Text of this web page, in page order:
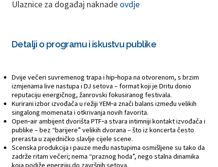
Ulaznice za događaj naknade ovdje
Detalji o programu i iskustvu publike
Dvije večeri suvremenog trapa i hip‑hopa na otvorenom, s brzim
izmjenama live nastupa i DJ setova – format koji je Dritu donio
reputaciju energičnog, žanrovski fokusiranog festivala.
Kurirani izbor izvođača u režiji YEM‑a znači balans između velikih
singalong momenata i otkrivanja novih favorita.
Open‑air ambijent dvorišta PTF‑a stvara intimniji kontakt izvođača i
publike – bez “barijere” velikih dvorana – što iz koncerta često
prerasta u zajedničko slavlje cijele scene.
Scenska produkcija i pauze među nastupima osmišljene su tako da
zadrže ritam večeri; nema “praznog hoda”, nego stalna dinamika
koja podiže energiju do završnih setova.